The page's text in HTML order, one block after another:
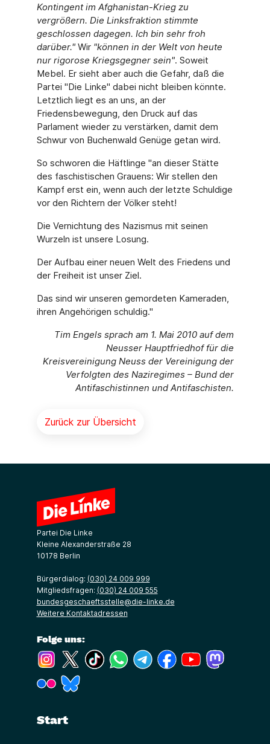
Kontingent im Afghanistan-Krieg zu
vergrößern. Die Linksfraktion stimmte
geschlossen dagegen. Ich bin sehr froh
darüber."Wir "können in der Welt von heute
nur rigorose Kriegsgegner sein". Soweit
Mebel. Er sieht aber auch die Gefahr, daß die
Partei "Die Linke" dabei nicht bleiben könnte.
Letztlich liegt es an uns, an der
Friedensbewegung, den Druck auf das
Parlament wieder zu verstärken, damit dem
Schwur von Buchenwald Genüge getan wird.
So schworen die Häftlinge "an dieser Stätte
des faschistischen Grauens: Wir stellen den
Kampf erst ein, wenn auch der letzte Schuldige
vor den Richtern der Völker steht!
Die Vernichtung des Nazismus mit seinen
Wurzeln ist unsere Losung.
Der Aufbau einer neuen Welt des Friedens und
der Freiheit ist unser Ziel.
Das sind wir unseren gemordeten Kameraden,
ihren Angehörigen schuldig."
Tim Engels sprach am 1. Mai 2010 auf dem
Neusser Hauptfriedhof für die
Kreisvereinigung Neuss der Vereinigung der
Verfolgten des Naziregimes – Bund der
Antifaschistinnen und Antifaschisten.
Zurück zur Übersicht
Partei Die Linke
Kleine Alexanderstraße 28
10178 Berlin
Bürgerdialog: (030) 24 009 999
Mitgliedsfragen: (030) 24 009 555
bundesgeschaeftsstelle@die-linke.de
Weitere Kontaktadressen
Folge uns:
(Link öffnet ein neues Fenster)
(Link öffnet ein neues Fenster)
(Link öffnet ein neues Fenster)
(Link öffnet ein neues Fenster)
(Link öffnet ein neues Fenster)
(Link öffnet ein neues
(Link öffnet ein
(Link öffnet ein neues Fenster)
Start